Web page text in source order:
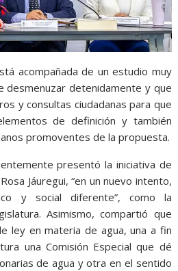
acompañada de un estudio muy
desmenuzar detenidamente y que
y consultas ciudadanas para que
de definición y también
promoventes de la propuesta.
presentó la iniciativa de
Jáuregui, “en un nuevo intento,
y social diferente”, como la
Asimismo, compartió que
ley en materia de agua, una a fin
una Comisión Especial que dé
de agua y otra en el sentido